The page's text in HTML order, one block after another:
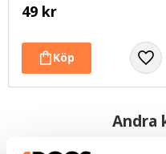
49 kr
Andra